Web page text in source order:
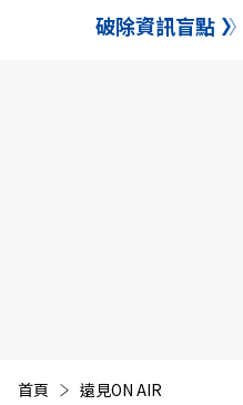
破除資訊盲點
首頁 遠見ON AIR